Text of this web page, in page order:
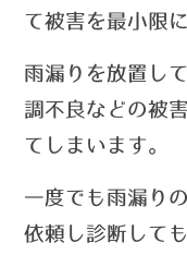
て被害を最小限
雨漏りを放置し
調不良などの被
てしまいます。
一度でも雨漏り
依頼し診断して